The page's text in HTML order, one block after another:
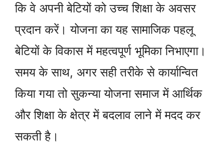
कि वे अपनी बेटियों को उच्च शिक्षा के अवसर
प्रदान करें। योजना का यह सामाजिक पहलू
बेटियों के विकास में महत्वपूर्ण भूमिका निभाएगा।
समय के साथ, अगर सही तरीके से कार्यान्वित
किया गया तो सुकन्या योजना समाज में आर्थिक
और शिक्षा के क्षेत्र में बदलाव लाने में मदद कर
सकती है।